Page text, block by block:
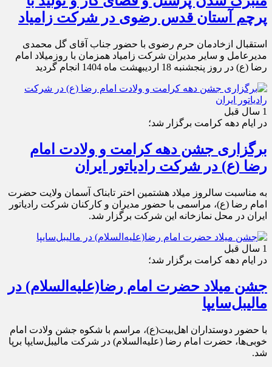
پرچم آستان قدس رضوی در شرکت زامیاد
استقبال ازخادمان حرم رضوی با حضور جناب آقای گل محمدی
مدیرعامل و سایر مدیران شرکت زامیاد همزمان با روزمیلاد امام
رضا (ع) در روز پنجشنبه 18 اردیبهشت ماه 1404 انجام گردید
1 سال قبل
در ایام دهه کرامت برگزار شد؛
برگزاری جشن دهه کرامت و ولادت امام
رضا (ع) در شرکت رادیاتور ایران
به مناسبت سالروز میلاد هشتمین اختر تابناک آسمان ولایت حضرت
امام رضا (ع)، مراسمی با حضور مدیران و کارکنان شرکت رادیاتور
ایران در محل نمازخانه این شرکت برگزار شد.
1 سال قبل
در ایام دهه کرامت برگزار شد؛
جشن میلاد حضرت امام رضا(علیه‌السلام) در
مالیبل‌سایپا
با حضور دوستداران اهل‌بیت(ع)، مراسم با شکوه جشن ولادت امام
خوبی‌ها، حضرت امام رضا (علیه‌السلام) در شركت مالیبل‌سایپا برپا
شد.